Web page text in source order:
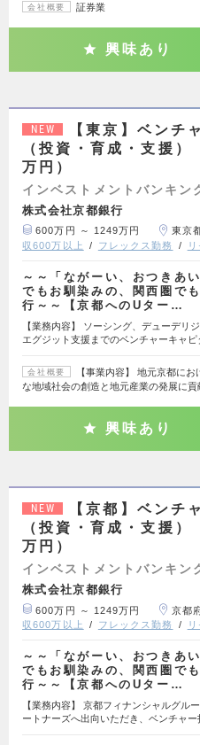
会社概要 証券業
興味あり
NEW
【東京】ベンチ
（投資・育成・支援
万円）
インベストメントバンキン
株式会社京都銀行
600万円 ～ 1249万円 東京
収600万以上
フレックス勤務
～～「ながーい、おつきあ
でもお馴染みの、関西圏で
行～～【京都へのUター…
【業務内容】 ソーシング、デューデリ
エグジット支援までのベンチャーキャピ
会社概要
【事業内容】 地元京都に
な地域社会の創造と地元産業の発展に
興味あり
NEW
【京都】ベンチ
（投資・育成・支援
万円）
インベストメントバンキン
株式会社京都銀行
600万円 ～ 1249万円 京都
収600万以上
フレックス勤務
～～「ながーい、おつきあ
でもお馴染みの、関西圏で
行～～【京都へのUター…
【業務内容】 京都フィナンシャルグル
ートナーズへ出向いただき、ベンチャ